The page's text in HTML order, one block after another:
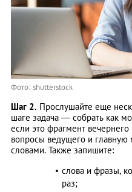
Фото: shutterstock
Шаг 2. Прослушайте еще
шаге задача — собрать как
если это фрагмент
вопросы ведущего и
словами. Также запишите:
слова и фразы,
раз;